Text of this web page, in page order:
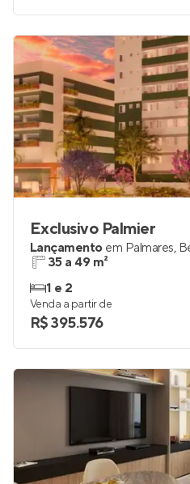
Exclusivo Palmier
Lançamento em Palmares,
35 a 49 m²
1 e 2
Venda a partir de
R$ 395.576